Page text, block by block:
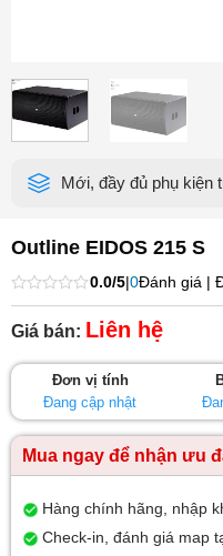
Mới, đầy đủ phụ kiện
Outline EIDOS 215 S
Được
xếp
hạng
5
0.0/5|0Đánh giá |
Giá bán: Liên hệ
Đơn vị tính
Đang cập nhật
Mua ngay để nhận ưu
Hàng chính hãng, nhập
Check-in, đánh giá map